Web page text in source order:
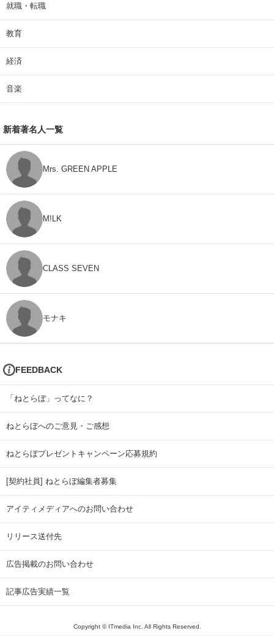
就職・転職
教育
経済
音楽
新着著名人一覧
Mrs. GREEN APPLE
M!LK
CLASS SEVEN
モナキ
FEEDBACK
「ねとらぼ」ってなに？
ねとらぼへのご意見・ご感想
ねとらぼプレゼントキャンペーン応募規約
[契約社員] ねとらぼ編集者募集
アイティメディアへのお問い合わせ
リリース送付先
広告掲載のお問い合わせ
記事広告実績一覧
Copyright © ITmedia Inc. All Rights Reserved.